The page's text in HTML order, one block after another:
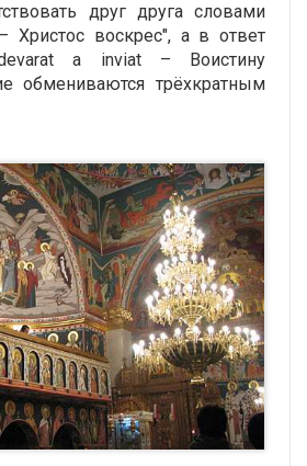
друг друга словами
Христос воскрес", а в ответ
a inviat – Воистину
обмениваются трёхкратным